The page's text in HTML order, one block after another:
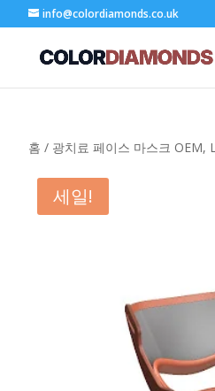
info@colordiamonds.co.uk
홈 / 광치료 페이스 마스크 OEM,
세일!